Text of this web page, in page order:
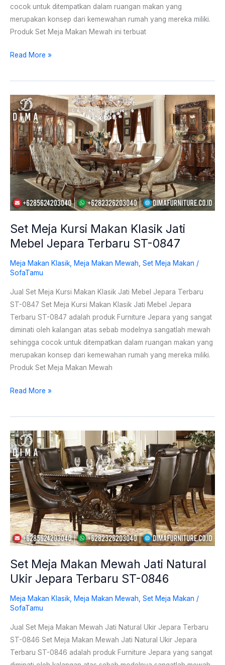
cocok untuk ditempatkan dalam ruangan makan yang
merupakan konsep dari kemewahan rumah yang mereka miliki.
Produk Set Meja Makan Mewah ini terbuat
Read More »
Set Meja Kursi Makan Klasik Jati
Mebel Jepara Terbaru ST-0847
Meja Makan Klasik Meja Makan Mewah Set Meja Makan /
SofaTamu
Jual Set Meja Kursi Makan Klasik Jati Mebel Jepara Terbaru
ST-0847 Set Meja Kursi Makan Klasik Jati Mebel Jepara
Terbaru ST-0847 adalah produk Furniture Jepara yang sangat
diminati oleh kalangan atas sebab modelnya sangatlah mewah
sehingga cocok untuk ditempatkan dalam ruangan makan yang
merupakan konsep dari kemewahan rumah yang mereka miliki.
Produk Set Meja Makan Mewah
Set
Meja
Kursi
Makan
Klasik
Jati
Mebel
Jepara
Terbaru
0847
Read More »
Set Meja Makan Mewah Jati Natural
Ukir Jepara Terbaru ST-0846
Meja Makan Klasik Meja Makan Mewah Set Meja Makan /
SofaTamu
Jual Set Meja Makan Mewah Jati Natural Ukir Jepara Terbaru
ST-0846 Set Meja Makan Mewah Jati Natural Ukir Jepara
Terbaru ST-0846 adalah produk Furniture Jepara yang sangat
Set
Meja
Makan
Mewah
Jati
Natural
Ukir
Jepara
Terbaru
0846